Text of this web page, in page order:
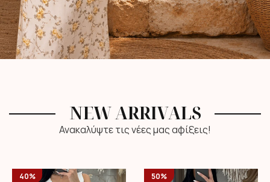
NEW ARRIVALS
Ανακαλύψτε τις νέες μας αφίξεις!
40% 50%